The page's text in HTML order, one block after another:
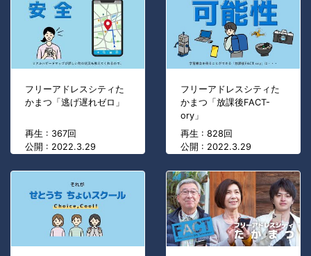
フリーアドレスシティた
かまつ「逃げ遅れゼロ」
再生 : 367回
公開 : 2022.3.29
フリーアドレスシティた
かまつ「放課後FACT-
ory」
再生 : 828回
公開 : 2022.3.29